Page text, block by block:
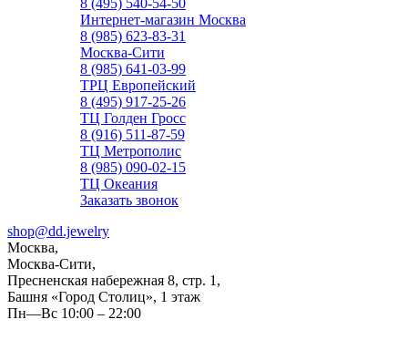
8 (495) 540-54-50
Интернет-магазин Москва
8 (985) 623-83-31
Москва-Сити
8 (985) 641-03-99
ТРЦ Европейский
8 (495) 917-25-26
ТЦ Голден Гросс
8 (916) 511-87-59
ТЦ Метрополис
8 (985) 090-02-15
ТЦ Океания
Заказать звонок
shop@dd.jewelry
Москва,
Москва-Сити,
Пресненская набережная 8, стр. 1,
Башня «Город Столиц», 1 этаж
Пн—Вс 10:00 – 22:00